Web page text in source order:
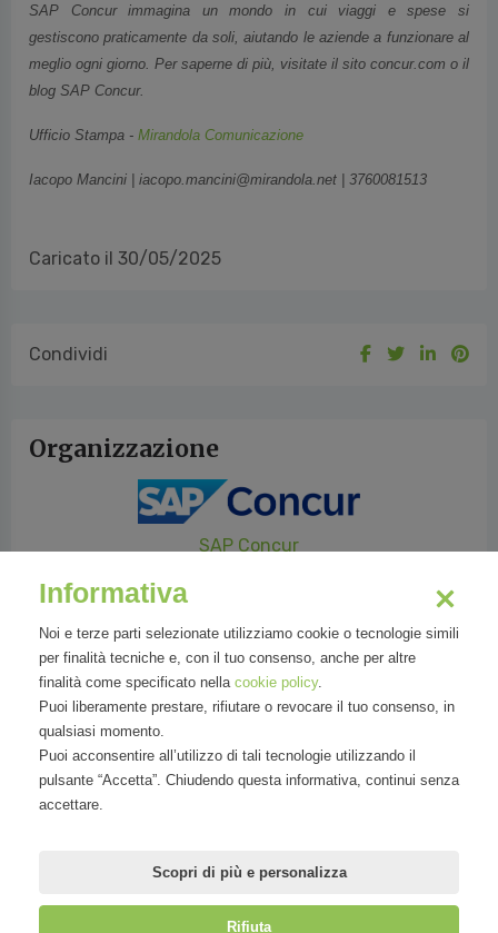
SAP Concur immagina un mondo in cui viaggi e spese si
gestiscono praticamente da soli, aiutando le aziende a funzionare al
meglio ogni giorno. Per saperne di più, visitate il sito concur.com o il
blog SAP Concur.
Ufficio Stampa - Mirandola Comunicazione
Iacopo Mancini | iacopo.mancini@mirandola.net | 3760081513
Caricato il 30/05/2025
Condividi
Organizzazione
SAP Concur
Immagini
Informativa
Noi e terze parti selezionate utilizziamo cookie o tecnologie simili
per finalità tecniche e, con il tuo consenso, anche per altre
finalità come specificato nella cookie policy.
Puoi liberamente prestare, rifiutare o revocare il tuo consenso, in
qualsiasi momento.
Puoi acconsentire all’utilizzo di tali tecnologie utilizzando il
pulsante “Accetta”. Chiudendo questa informativa, continui senza
accettare.
Scopri di più e personalizza
Rifiuta